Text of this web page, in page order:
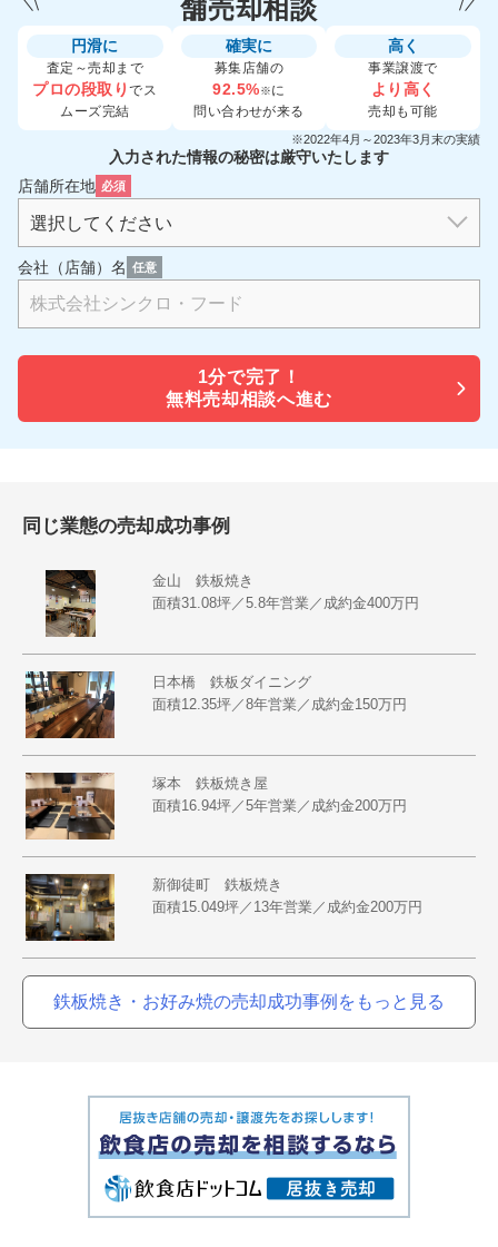
舗売却相談
円滑に
査定～売却まで
プロの段取りでス
ムーズ完結
確実に
募集店舗の
92.5%※に
問い合わせが来る
高く
事業譲渡で
より高く
売却も可能
※2022年4月～2023年3月末の実績
入力された情報の秘密は厳守いたします
店舗所在地 必須
会社（店舗）名 任意
1分で完了！
無料売却相談へ進む
同じ業態の売却成功事例
金山 鉄板焼き
面積31.08坪／5.8年営業／成約金400万円
日本橋 鉄板ダイニング
面積12.35坪／8年営業／成約金150万円
塚本 鉄板焼き屋
面積16.94坪／5年営業／成約金200万円
新御徒町 鉄板焼き
面積15.049坪／13年営業／成約金200万円
鉄板焼き・お好み焼の売却成功事例をもっと見る